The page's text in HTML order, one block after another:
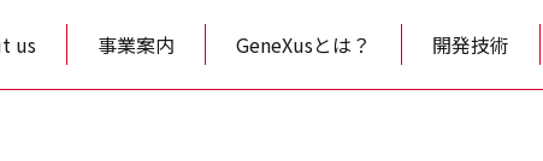
us 事業案内 GeneXusとは？ 開発技術